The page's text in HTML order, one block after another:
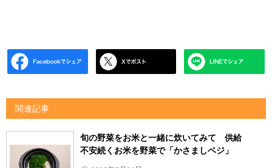
関連記事
旬の野菜をお米と一緒に炊いてみて 供給
不安続くお米を野菜で「かさましベジ」